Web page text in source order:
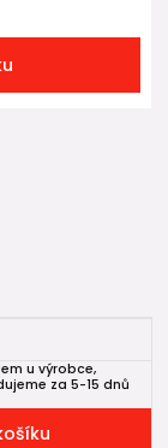
u výrobce,
za 5-15 dnů